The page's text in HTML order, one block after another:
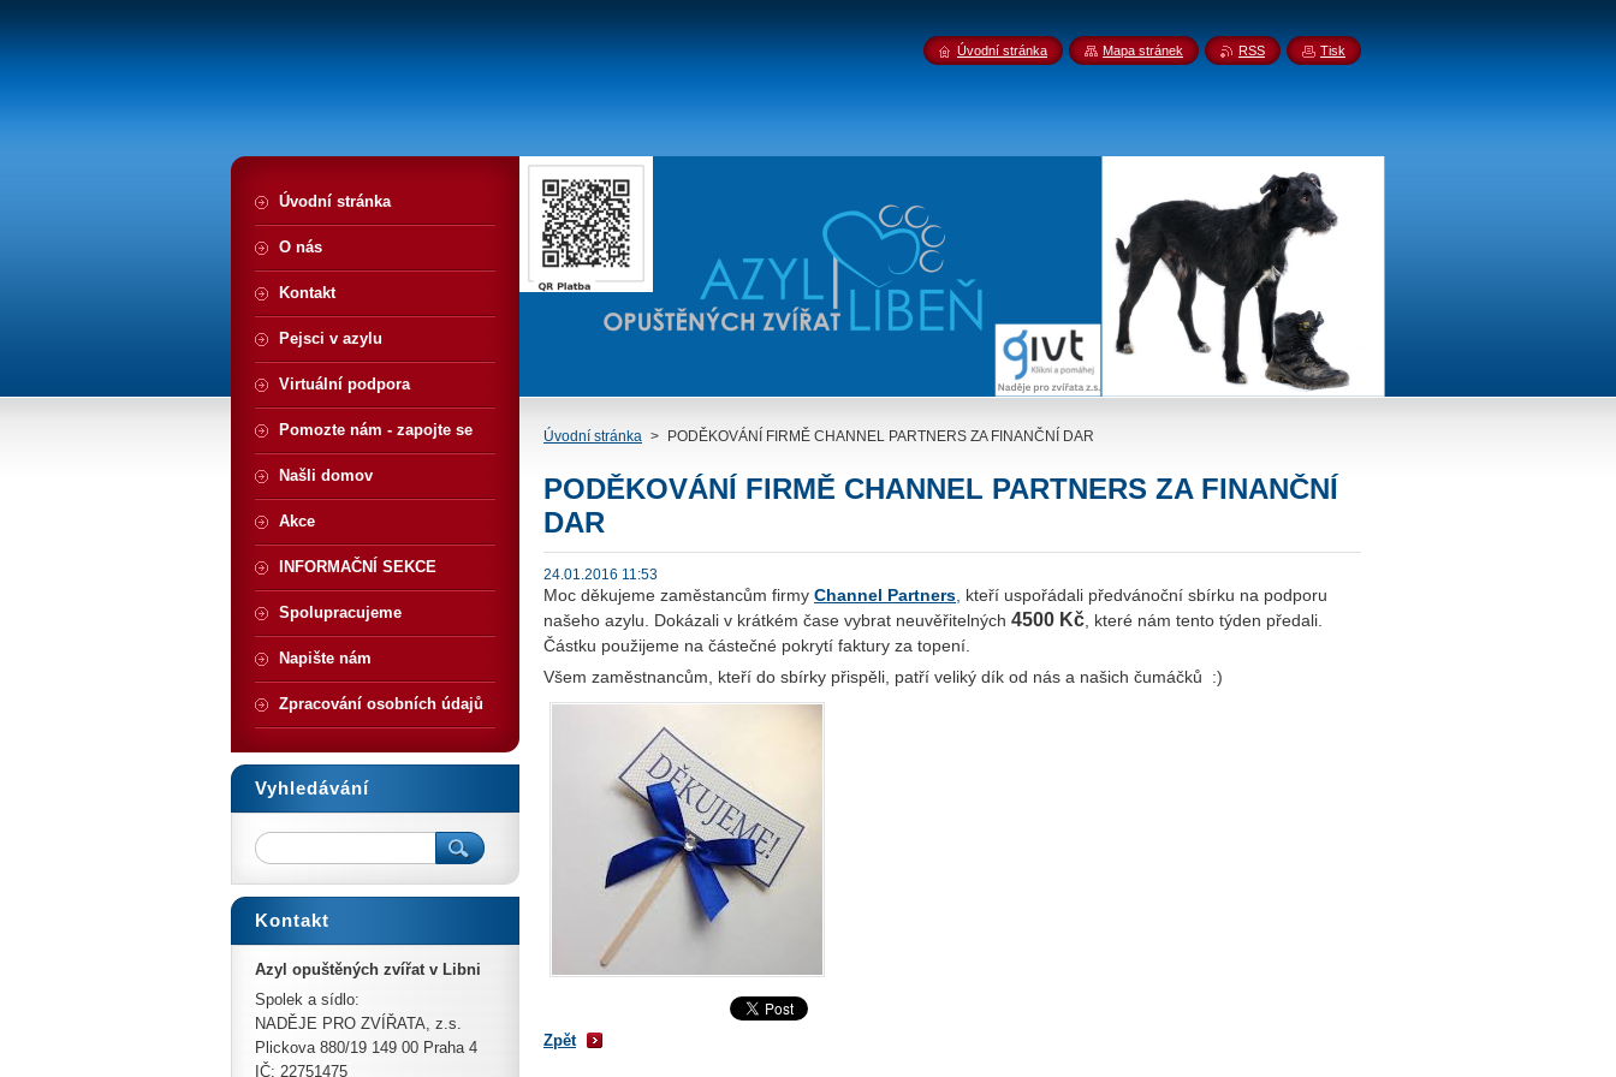
Úvodní stránka > PODĚKOVÁNÍ FIRMĚ CHANNEL PARTNERS ZA FINANČNÍ DAR
PODĚKOVÁNÍ FIRMĚ CHANNEL PARTNERS ZA FINANČNÍ
DAR
24.01.2016 11:53
Moc děkujeme zaměstancům firmy Channel Partners kteří uspořádali předvánoční sbírku na podporu
našeho azylu. Dokázali v krátkém čase vybrat neuvěřitelných 4500 Kč , které nám tento týden předali.
Částku použijeme na částečné pokrytí faktury za topení.
Všem zaměstnancům, kteří do sbírky přispěli, patří veliký dík od nás a našich čumáčků :)
Zpět
Úvodní stránka
O nás
Kontakt
Pejsci v azylu
Virtuální podpora
Pomozte nám - zapojte se
Našli domov
Akce
INFORMAČNÍ SEKCE
Spolupracujeme
Napište nám
Zpracování osobních údajů
Vyhledávání
Kontakt
Azyl opuštěných zvířat v Libni
Spolek a sídlo:
NADĚJE PRO ZVÍŘATA, z.s.
Plickova 880/19 149 00 Praha 4
IČ: 22751475
Úvodní stránka Mapa stránek RSS Tisk